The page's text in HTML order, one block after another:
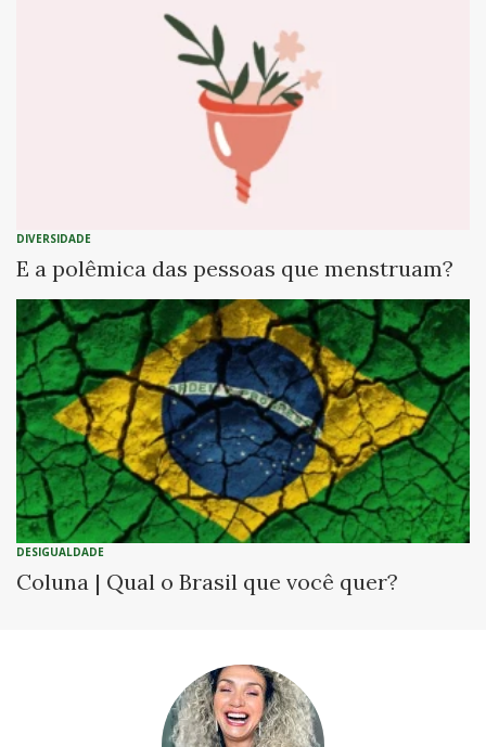
DIVERSIDADE
E a polêmica das pessoas que menstruam?
DESIGUALDADE
Coluna | Qual o Brasil que você quer?